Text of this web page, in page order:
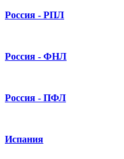
Россия - РПЛ
Россия - ФНЛ
Россия - ПФЛ
Испания